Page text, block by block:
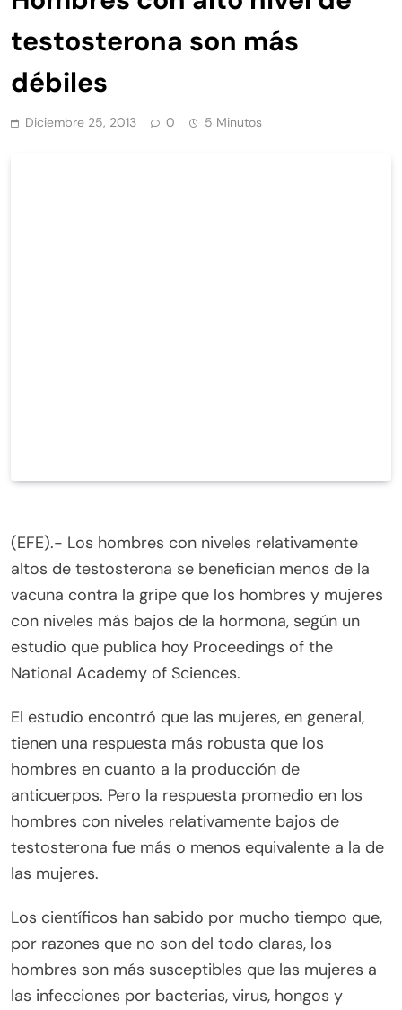
testosterona son más
débiles
Diciembre 25, 2013 0 5 Minutos
(EFE).- Los hombres con niveles relativamente
altos de testosterona se benefician menos de la
vacuna contra la gripe que los hombres y mujeres
con niveles más bajos de la hormona, según un
estudio que publica hoy Proceedings of the
National Academy of Sciences.
El estudio encontró que las mujeres, en general,
tienen una respuesta más robusta que los
hombres en cuanto a la producción de
anticuerpos. Pero la respuesta promedio en los
hombres con niveles relativamente bajos de
testosterona fue más o menos equivalente a la de
las mujeres.
Los científicos han sabido por mucho tiempo que,
por razones que no son del todo claras, los
hombres son más susceptibles que las mujeres a
las infecciones por bacterias, virus, hongos y